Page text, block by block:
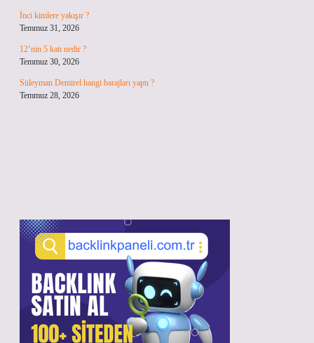
İnci kimlere yakışır ?
Temmuz 31, 2026
12’nin 5 katı nedir ?
Temmuz 30, 2026
Süleyman Demirel hangi barajları yaptı ?
Temmuz 28, 2026